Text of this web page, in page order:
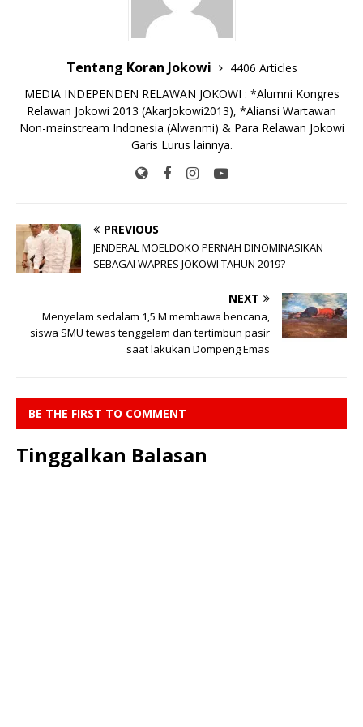
Tentang Koran Jokowi
4406 Articles
MEDIA INDEPENDEN RELAWAN JOKOWI : *Alumni Kongres
Relawan Jokowi 2013 (AkarJokowi2013), *Aliansi Wartawan
Non-mainstream Indonesia (Alwanmi) & Para Relawan Jokowi
Garis Lurus lainnya.
PREVIOUS
JENDERAL MOELDOKO PERNAH DINOMINASIKAN
SEBAGAI WAPRES JOKOWI TAHUN 2019?
NEXT
Menyelam sedalam 1,5 M membawa bencana,
siswa SMU tewas tenggelam dan tertimbun pasir
saat lakukan Dompeng Emas
BE THE FIRST TO COMMENT
Tinggalkan Balasan